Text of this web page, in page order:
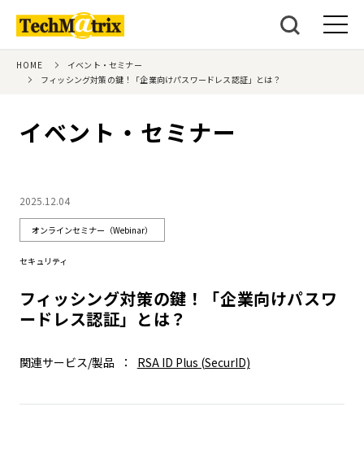
HOME
イベント・セミナー
フィッシング対策の鍵！「企業向けパスワードレス認証」とは？
イベント・セミナー
2025.12.04
オンラインセミナー（Webinar）
セキュリティ
フィッシング対策の鍵！「企業向けパスワ
ードレス認証」とは？
関連サービス/製品 RSA ID Plus (SecurID)